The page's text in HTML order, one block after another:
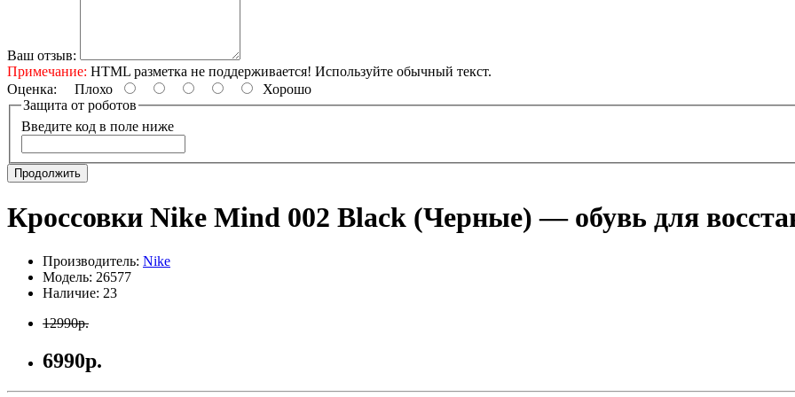
Ваш отзыв:
Примечание: HTML разметка не поддерживается! Используйте обычный текст.
Оценка: Плохо
Хорошо
Защита от роботов
Введите код в поле ниже
Продолжить
Кроссовки Nike Mind 002 Black (Черные) — обувь для
Производитель: Nike
Модель: 26577
Наличие: 23
12990р.
6990р.